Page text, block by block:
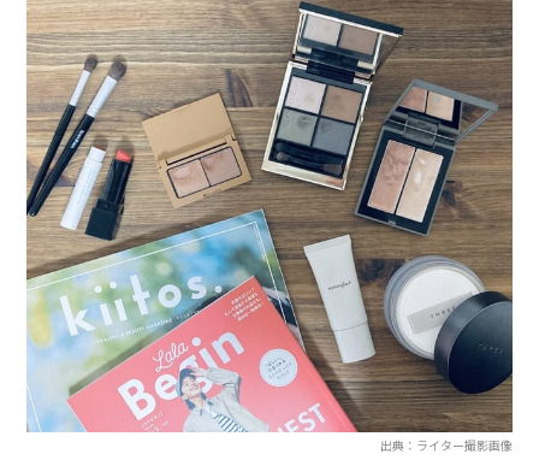
出典：ライター撮影画像